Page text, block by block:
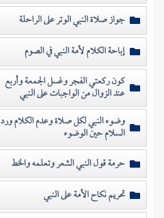
جواز صلاة النبي الوتر على الراحلة
إباحة الكلام لأمة النبي في الصوم
كون ركعتي الفجر وغسل الجمعة وأربع
عند الزوال من الواجبات على النبي
وضوء النبي لكل صلاة وعدم الكلام ورد
السلام حين الوضوء
حرمة قول النبي الشعر وتعلمه والخط
تحريم نكاح الأمة على النبي